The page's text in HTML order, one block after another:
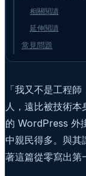
相關閱讀
延伸閱讀
常見問題
「我又不是工程
人，遠比被技術
的 WordPress 外
中親民得多。與其
著這篇從零寫出第